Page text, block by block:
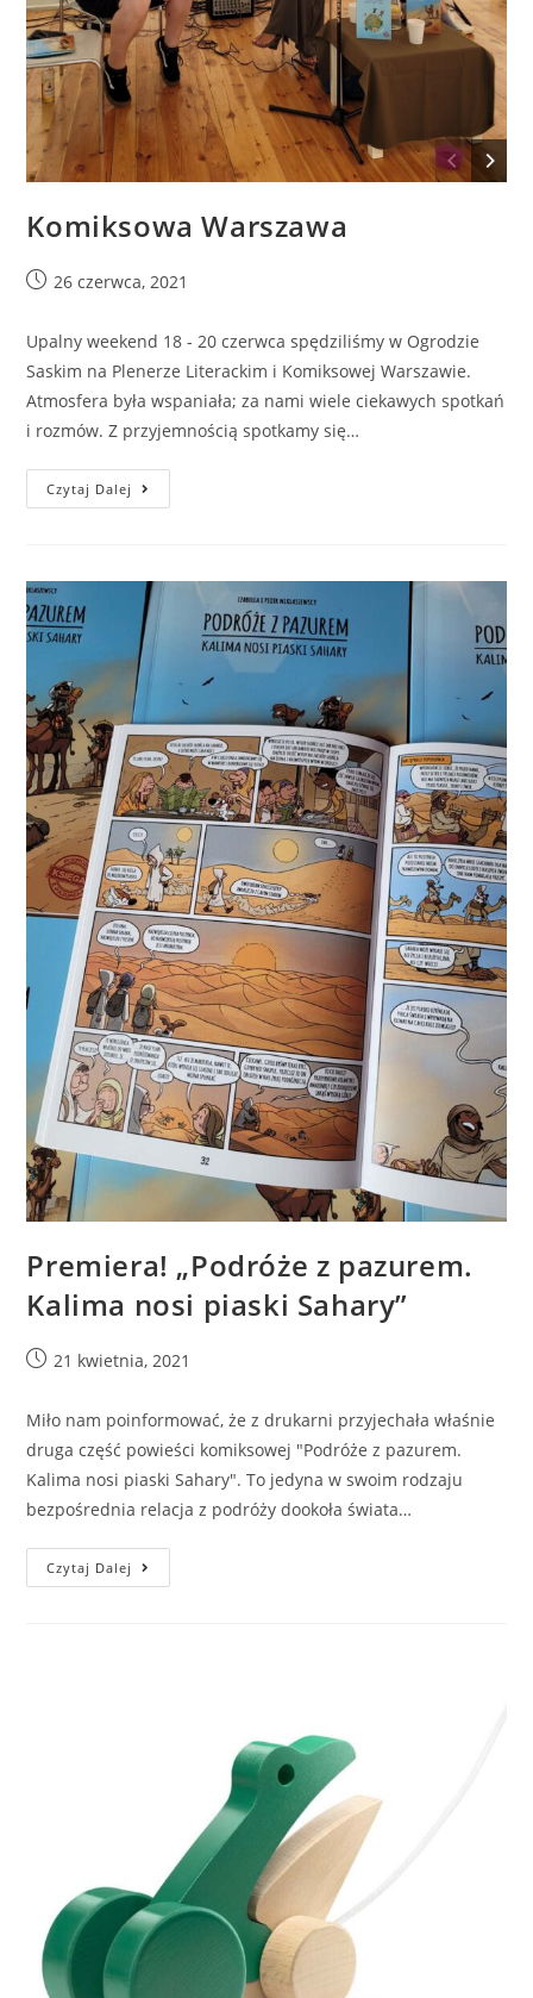
Komiksowa Warszawa
26 czerwca, 2021
Upalny weekend 18 - 20 czerwca spędziliśmy w Ogrodzie
Saskim na Plenerze Literackim i Komiksowej Warszawie.
Atmosfera była wspaniała; za nami wiele ciekawych spotkań
i rozmów. Z przyjemnością spotkamy się…
Czytaj Dalej
Premiera! „Podróże z pazurem.
Kalima nosi piaski Sahary”
21 kwietnia, 2021
Miło nam poinformować, że z drukarni przyjechała właśnie
druga część powieści komiksowej "Podróże z pazurem.
Kalima nosi piaski Sahary". To jedyna w swoim rodzaju
bezpośrednia relacja z podróży dookoła świata…
Czytaj Dalej